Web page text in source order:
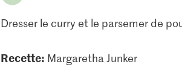
Dresser le curry et le parsemer de
Recette: Margaretha Junker